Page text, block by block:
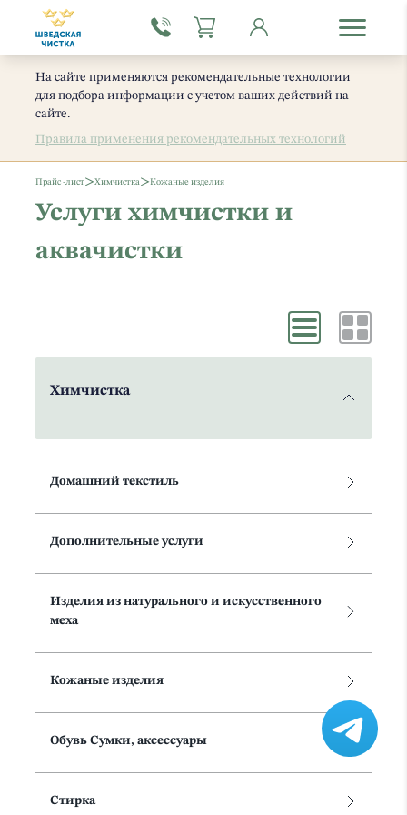
На сайте применяются рекомендательные технологии
для подбора информации с учетом ваших действий на
сайте.
Правила применения рекомендательных технологий
Прайс -лист>Химчистка>Кожаные изделия
Услуги химчистки и
аквачистки
Химчистка
Домашний текстиль
Дополнительные услуги
Изделия из натурального и искусственного
меха
Кожаные изделия
Обувь Сумки, аксессуары
Стирка